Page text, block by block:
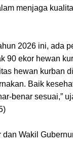
menjaga
2026 ini, ada
90 ekor hewan
hewan kurban
Baik
benar sesuai,”
dan Wakil